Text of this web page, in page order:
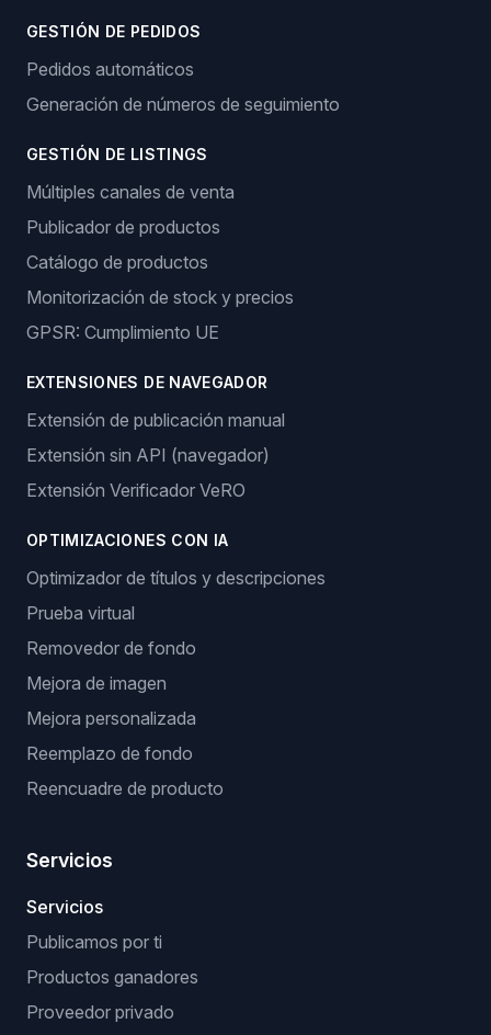
GESTIÓN DE PEDIDOS
Pedidos automáticos
Generación de números de seguimiento
GESTIÓN DE LISTINGS
Múltiples canales de venta
Publicador de productos
Catálogo de productos
Monitorización de stock y precios
GPSR: Cumplimiento UE
EXTENSIONES DE NAVEGADOR
Extensión de publicación manual
Extensión sin API (navegador)
Extensión Verificador VeRO
OPTIMIZACIONES CON IA
Optimizador de títulos y descripciones
Prueba virtual
Removedor de fondo
Mejora de imagen
Mejora personalizada
Reemplazo de fondo
Reencuadre de producto
Servicios
Servicios
Publicamos por ti
Productos ganadores
Proveedor privado